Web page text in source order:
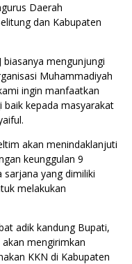
Daerah
dan Kabupaten
biasanya mengunjungi
Muhammadiyah
ingin manfaatkan
kepada masyarakat
akan menindaklanjuti
keunggulan 9
yang dimiliki
melakukan
adik kandung Bupati,
mengirimkan
KKN di Kabupaten